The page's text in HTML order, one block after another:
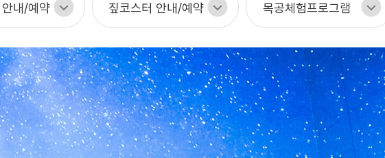
내/예약 짚코스터 안내/예약 목공체험프로그램